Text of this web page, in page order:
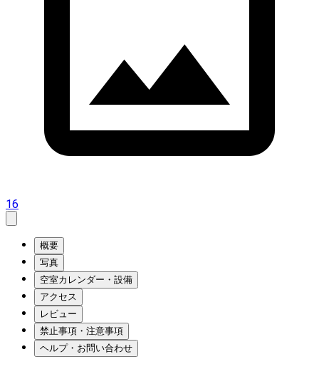
16
概要
写真
空室カレンダー・設備
アクセス
レビュー
禁止事項・注意事項
ヘルプ・お問い合わせ